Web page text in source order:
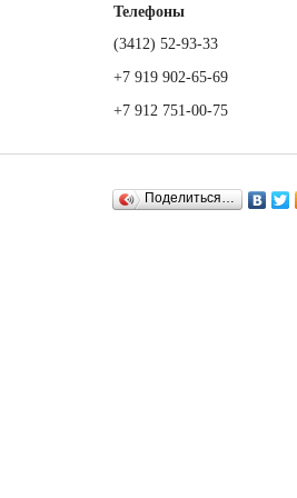
Телефоны
(3412) 52-93-33
+7 919 902-65-69
+7 912 751-00-75
Поделиться…